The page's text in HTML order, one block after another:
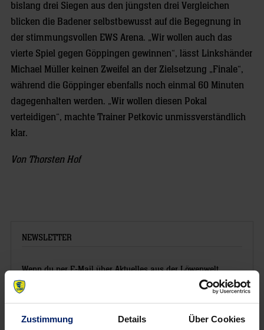
Zustimmung Details Über Cookies
bislang drei Siegen aus den jüngsten drei Vergleichen
blicken die Badener selbstbewusst auf die Begegnung in
der stimmungsvollen EWS Arena. „Wir wollen auch das
vierte Spiel gegen Göppingen gewinnen“, lässt Linkshänder
Michael Müller keinen Zweifel an der Zielsetzung „Finale“,
während die Göppinger ebenfalls noch einmal 60 Minuten
dagegenhalten werden. „Wir wollen diesen Pokal
verteidigen“, machte Trainer Petkovic unmissverständlich
klar.
Von Thorsten Hof
NEWSLETTER
Wenn du per E-Mail über Aktuelles aus der Löwenwelt
informiert werden willst, kannst du den Rhein-Neckar Löwen